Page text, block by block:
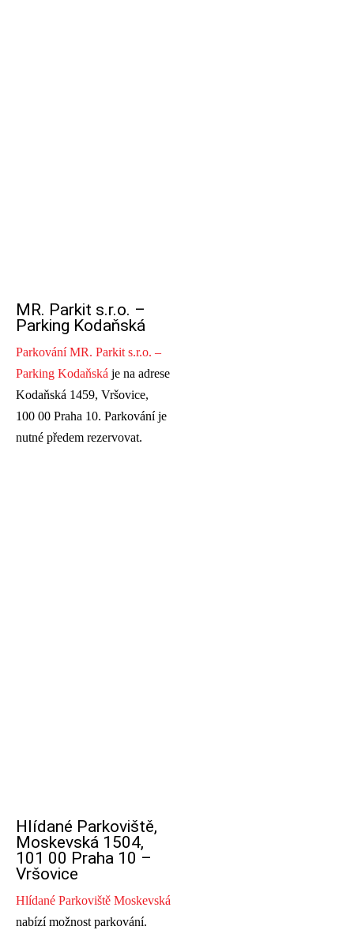
MR. Parkit s.r.o. –
Parking Kodaňská
Parkování MR. Parkit s.r.o. –
Parking Kodaňská je na adrese
Kodaňská 1459, Vršovice,
100 00 Praha 10. Parkování je
nutné předem rezervovat.
Hlídané Parkoviště,
Moskevská 1504,
101 00 Praha 10 –
Vršovice
Hlídané Parkoviště Moskevská
nabízí možnost parkování.